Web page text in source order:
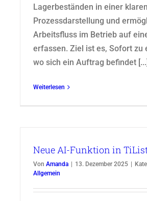
Lagerbeständen in einer
Prozessdarstellung und
Arbeitsfluss im Betrieb auf
erfassen. Ziel ist es, Sofort zu
wo sich ein Auftrag befindet [...]
Weiterlesen
Neue AI-Funktion in
Von Amanda 13. Dezember 2025
Allgemein